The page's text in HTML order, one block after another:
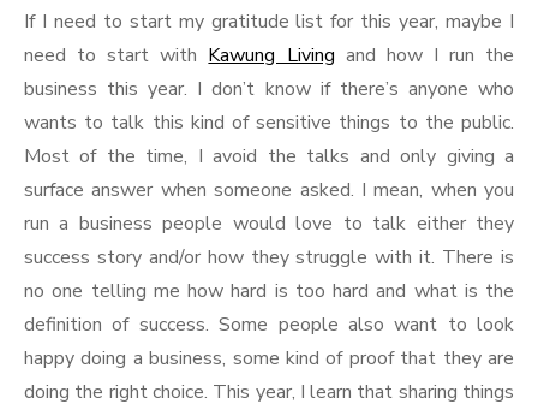
If I need to start my gratitude list for this year, maybe I
need to start with Kawung Living and how I run the
business this year. I don’t know if there’s anyone who
wants to talk this kind of sensitive things to the public.
Most of the time, I avoid the talks and only giving a
surface answer when someone asked. I mean, when you
run a business people would love to talk either they
success story and/or how they struggle with it. There is
no one telling me how hard is too hard and what is the
definition of success. Some people also want to look
happy doing a business, some kind of proof that they are
doing the right choice. This year, I learn that sharing things